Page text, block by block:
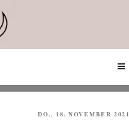
Inhalt
springen
VERÖFFENTLICHT
DO., 18. NOVEMBER 2021